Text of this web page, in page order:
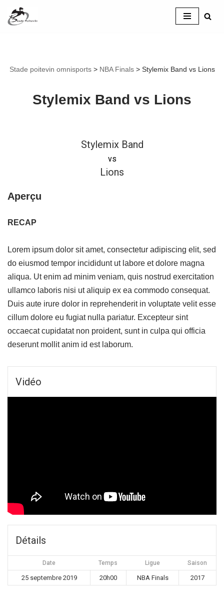
Aller
Stade poitevin omnisports> NBA Finals> Stylemix Band vs Lions
Stylemix Band vs Lions
Stylemix Band
vs
Lions
Aperçu
RECAP
Lorem ipsum dolor sit amet, consectetur adipiscing elit, sed
do eiusmod tempor incididunt ut labore et dolore magna
aliqua. Ut enim ad minim veniam, quis nostrud exercitation
ullamco laboris nisi ut aliquip ex ea commodo consequat.
Duis aute irure dolor in reprehenderit in voluptate velit esse
cillum dolore eu fugiat nulla pariatur. Excepteur sint
occaecat cupidatat non proident, sunt in culpa qui officia
deserunt mollit anim id est laborum.
Vidéo
Détails
Date Temps Ligue Saison
25 septembre 2019 20h00 NBA Finals 2017